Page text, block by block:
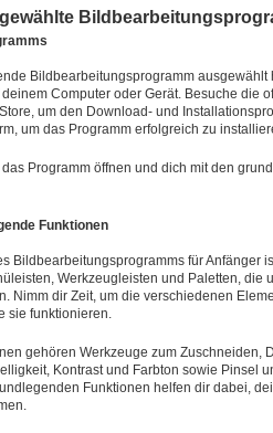
Bildbearbeitungsprogramm ausgewählt
Computer oder Gerät. Besuche die
um den Download- und
um das Programm erfolgreich zu
Programm öffnen und dich mit den
Funktionen
Bildbearbeitungsprogramms für Anfänger
Werkzeugleisten und Paletten, die
Nimm dir Zeit, um die verschiedenen
sie funktionieren.
gehören Werkzeuge zum Zuschneiden,
Kontrast und Farbton sowie Pinsel
Funktionen helfen dir dabei,